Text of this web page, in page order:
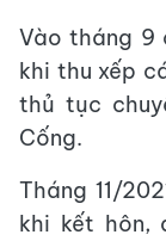
Vào tháng 9
khi thu xếp
thủ tục
Cống.
Tháng 11/
khi kết hôn,